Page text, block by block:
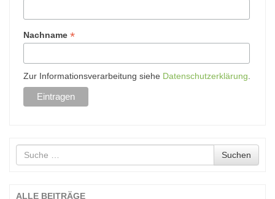
Nachname *
Zur Informationsverarbeitung siehe Datenschutzerklärung
Suche
nach
Suchen
ALLE BEITRÄGE